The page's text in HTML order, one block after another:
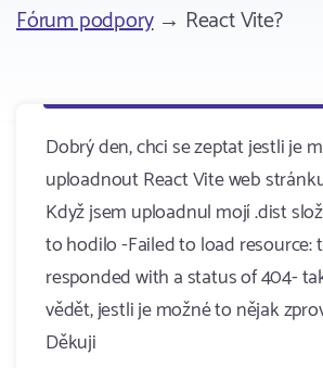
Fórum podpory→ React Vite?
Dobrý den, chci se zeptat jestli je
uploadnout React Vite web
Když jsem uploadnul mojí .dist
to hodilo -Failed to load resource:
responded with a status of 404-
vědět, jestli je možné to nějak
Děkuji